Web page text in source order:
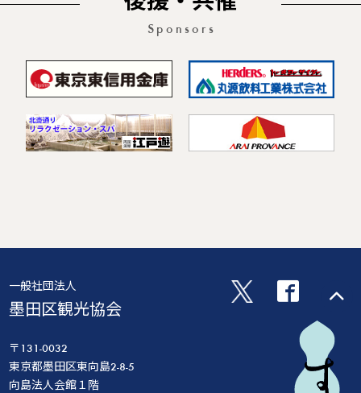
Sponsors
一般社団法人
墨田区観光協会
〒131-0032
東京都墨田区東向島2-8-5
向島法人会館１階